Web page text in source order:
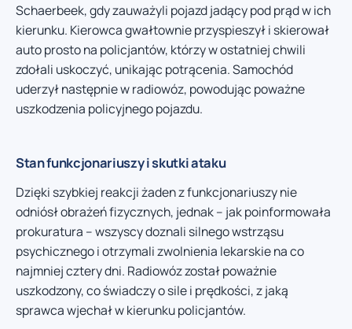
Schaerbeek, gdy zauważyli pojazd jadący pod prąd w ich
kierunku. Kierowca gwałtownie przyspieszył i skierował
auto prosto na policjantów, którzy w ostatniej chwili
zdołali uskoczyć, unikając potrącenia. Samochód
uderzył następnie w radiowóz, powodując poważne
uszkodzenia policyjnego pojazdu.
Stan funkcjonariuszy i skutki ataku
Dzięki szybkiej reakcji żaden z funkcjonariuszy nie
odniósł obrażeń fizycznych, jednak – jak poinformowała
prokuratura – wszyscy doznali silnego wstrząsu
psychicznego i otrzymali zwolnienia lekarskie na co
najmniej cztery dni. Radiowóz został poważnie
uszkodzony, co świadczy o sile i prędkości, z jaką
sprawca wjechał w kierunku policjantów.